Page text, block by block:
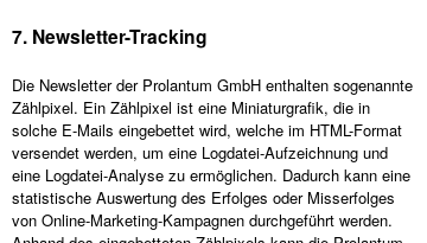
7. Newsletter-Tracking
Die Newsletter der Prolantum GmbH enthalten sogenannte
Zählpixel. Ein Zählpixel ist eine Miniaturgrafik, die in
solche E-Mails eingebettet wird, welche im HTML-Format
versendet werden, um eine Logdatei-Aufzeichnung und
eine Logdatei-Analyse zu ermöglichen. Dadurch kann eine
statistische Auswertung des Erfolges oder Misserfolges
von Online-Marketing-Kampagnen durchgeführt werden.